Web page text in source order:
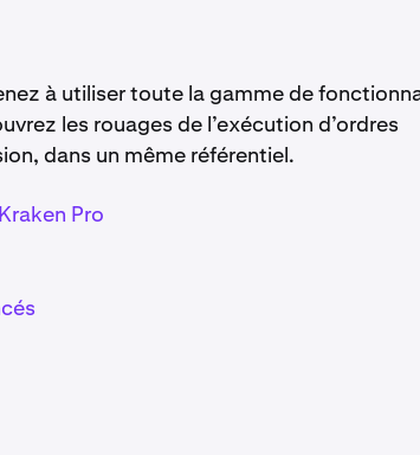
à utiliser toute la gamme de
les rouages de l’exécution d’ordres
dans un même référentiel.
Pro